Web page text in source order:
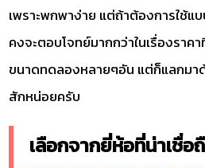
เพราะพกพาง่าย แต่ถ้าต้องการใช้แ
คงจะตอบโจทย์มากกว่าในเรื่องราค
ขนาดทดลองหลายๆอัน แต่ก็แลกมา
สักหน่อยครับ
เลือกจากยี่ห้อที่น่าเชื่อ